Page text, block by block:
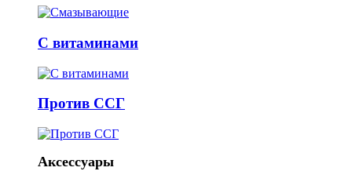
С витаминами
Против ССГ
Аксессуары